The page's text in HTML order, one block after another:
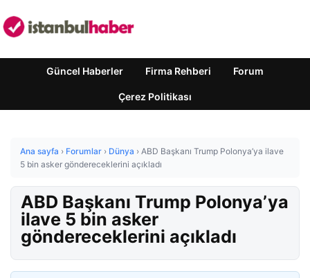
Güncel Haberler Firma Rehberi Forum
Çerez Politikası
Ana sayfa › Forumlar › Dünya › ABD Başkanı Trump Polonya’ya ilave
5 bin asker göndereceklerini açıkladı
ABD Başkanı Trump Polonya’ya
ilave 5 bin asker
göndereceklerini açıkladı